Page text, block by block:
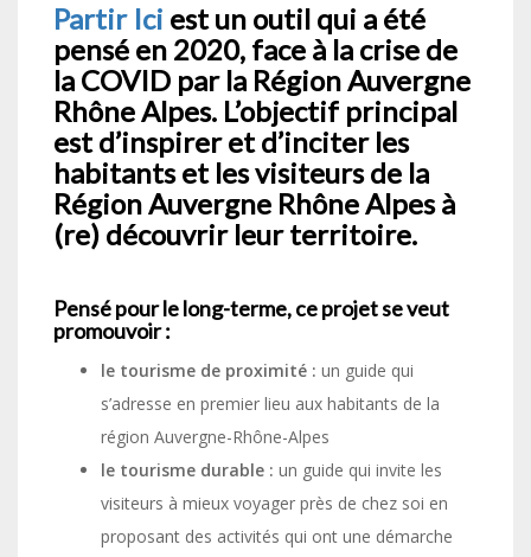
Partir Ici est un outil qui a été
pensé en 2020, face à la crise de
la COVID par la Région Auvergne
Rhône Alpes. L’objectif principal
est d’inspirer et d’inciter les
habitants et les visiteurs de la
Région Auvergne Rhône Alpes à
(re) découvrir leur territoire.
Pensé pour le long-terme, ce projet se veut
promouvoir :
le tourisme de proximité : un guide qui
s’adresse en premier lieu aux habitants de la
région Auvergne-Rhône-Alpes
le tourisme durable : un guide qui invite les
visiteurs à mieux voyager près de chez soi en
proposant des activités qui ont une démarche